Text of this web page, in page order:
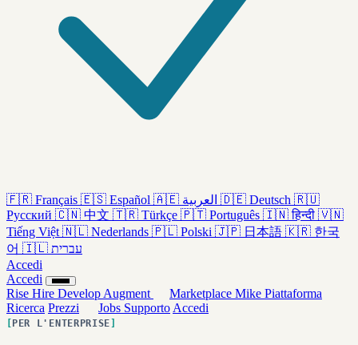
🇫🇷 Français 🇪🇸 Español 🇦🇪 العربية 🇩🇪 Deutsch 🇷🇺
Русский 🇨🇳 中文 🇹🇷 Türkçe 🇵🇹 Português 🇮🇳 हिन्दी 🇻🇳
Tiếng Việt 🇳🇱 Nederlands 🇵🇱 Polski 🇯🇵 日本語 🇰🇷 한국
어 🇮🇱 עברית
Accedi
Accedi
Rise Hire Develop Augment Marketplace Mike Piattaforma
Ricerca Prezzi Jobs Supporto Accedi
PER L'ENTERPRISE